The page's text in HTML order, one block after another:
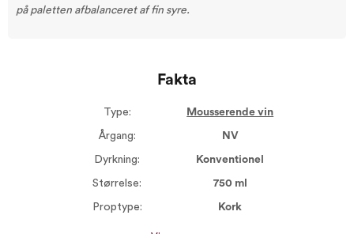
på paletten afbalanceret af fin syre.
Fakta
Type: Mousserende vin
Årgang: NV
Dyrkning: Konventionel
Størrelse: 750 ml
Proptype: Kork